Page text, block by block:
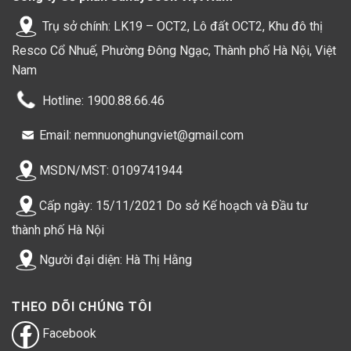
Trụ sở chính: LK19 – OCT2, Lô đất OCT2, Khu đô thị
Resco Cổ Nhuế, Phường Đông Ngạc, Thành phố Hà Nội, Việt
Nam
Hotline: 1900.88.66.46
Email: nemnuonghungviet@gmail.com
MSDN/MST: 0109741944
Cấp ngày: 15/11/2021 Do sở Kế hoạch và Đầu tư
thành phố Hà Nội
Người đại diện: Hà Thị Hằng
THEO DÕI CHÚNG TÔI
Facebook